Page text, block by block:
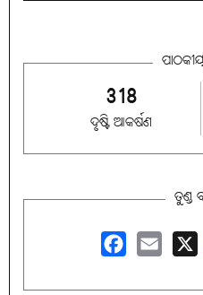
318
ଦୃଷ୍ଟି ଆକର୍ଷଣ
ତୁଣ୍ଡ